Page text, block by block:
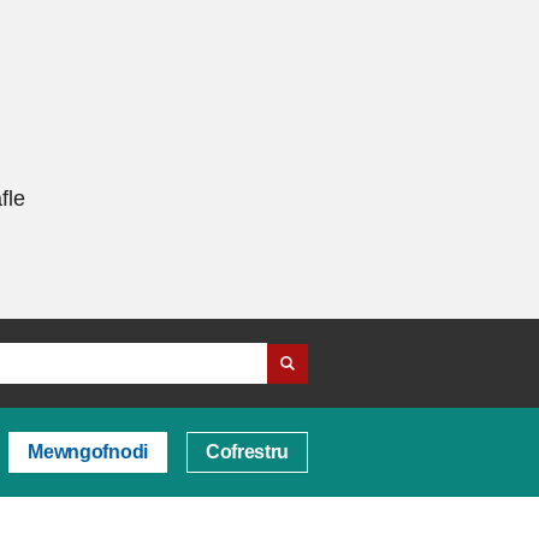
Mewngofnodi Cofrestru